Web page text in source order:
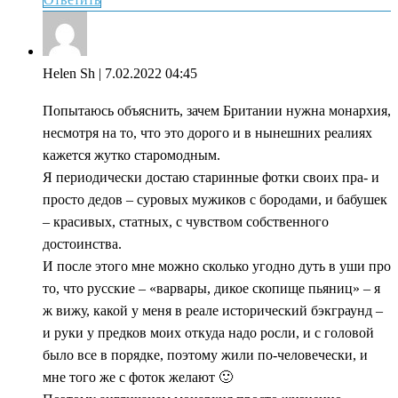
Helen Sh | 7.02.2022 04:45
Попытаюсь объяснить, зачем Британии нужна монархия,
несмотря на то, что это дорого и в нынешних реалиях
кажется жутко старомодным.
Я периодически достаю старинные фотки своих пра- и
просто дедов – суровых мужиков с бородами, и бабушек
– красивых, статных, с чувством собственного
достоинства.
И после этого мне можно сколько угодно дуть в уши про
то, что русские – «варвары, дикое скопище пьяниц» – я
ж вижу, какой у меня в реале исторический бэкграунд –
и руки у предков моих откуда надо росли, и с головой
было все в порядке, поэтому жили по-человечески, и
мне того же с фоток желают 🙂